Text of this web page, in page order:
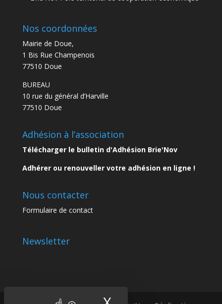
Nos coordonnées
Mairie de Doue,
1 Bis Rue Champenois
77510 Doue
BUREAU
10 rue du général d’Harville
77510 Doue
Adhésion à l’association
Télécharger le bulletin d'Adhésion Brie'Nov
Adhérer ou renouveller votre adhésion en ligne !
Nous contacter
Formulaire de contact
Newsletter